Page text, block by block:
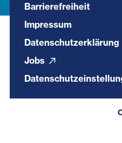
Barrierefreiheit
Impressum
Datenschutzerklärung
Jobs